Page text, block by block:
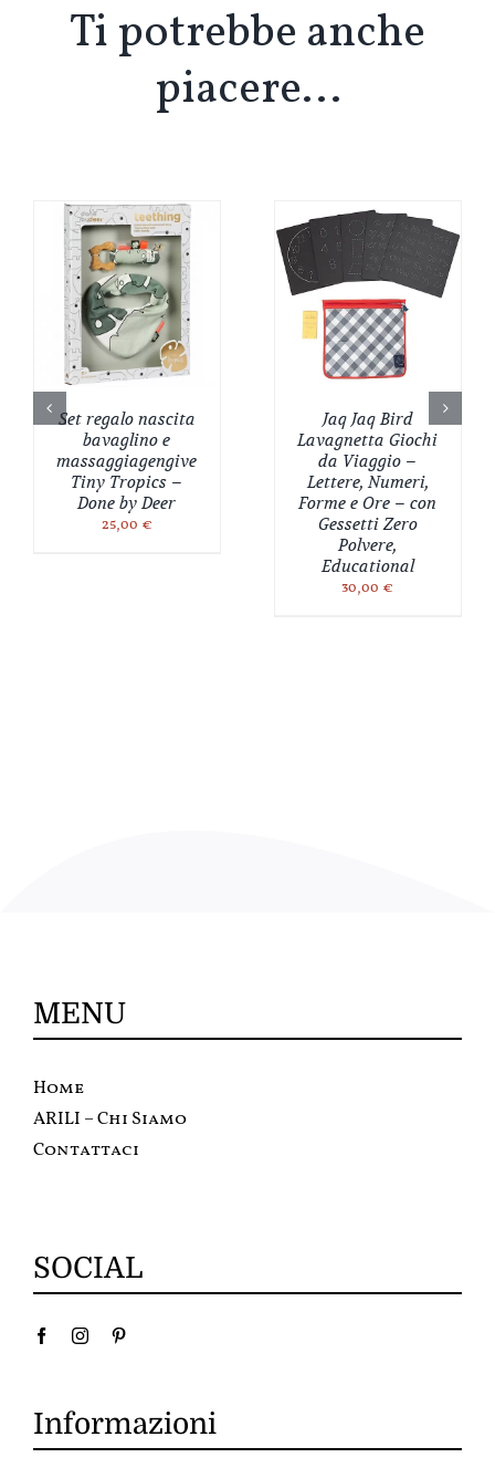
Ti potrebbe anche
piacere…
Set regalo nascita
bavaglino e
massaggiagengive
Tiny Tropics –
Done by Deer
25,00 €
Jaq Jaq Bird
Lavagnetta Giochi
da Viaggio –
Lettere, Numeri,
Forme e Ore – con
Gessetti Zero
Polvere,
Educational
30,00 €
MENU
Home
ARILI – Chi Siamo
Contattaci
SOCIAL
Informazioni